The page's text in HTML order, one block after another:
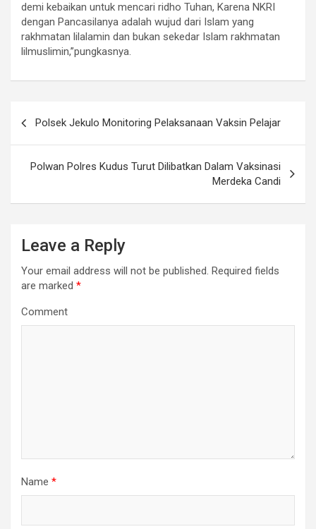
demi kebaikan untuk mencari ridho Tuhan, Karena NKRI
dengan Pancasilanya adalah wujud dari Islam yang
rakhmatan lilalamin dan bukan sekedar Islam rakhmatan
lilmuslimin,”pungkasnya.
n
Polsek Jekulo Monitoring Pelaksanaan Vaksin Pelajar
Polwan Polres Kudus Turut Dilibatkan Dalam Vaksinasi
Merdeka Candi
Leave a Reply
Your email address will not be published. Required fields
are marked *
Comment
Name *